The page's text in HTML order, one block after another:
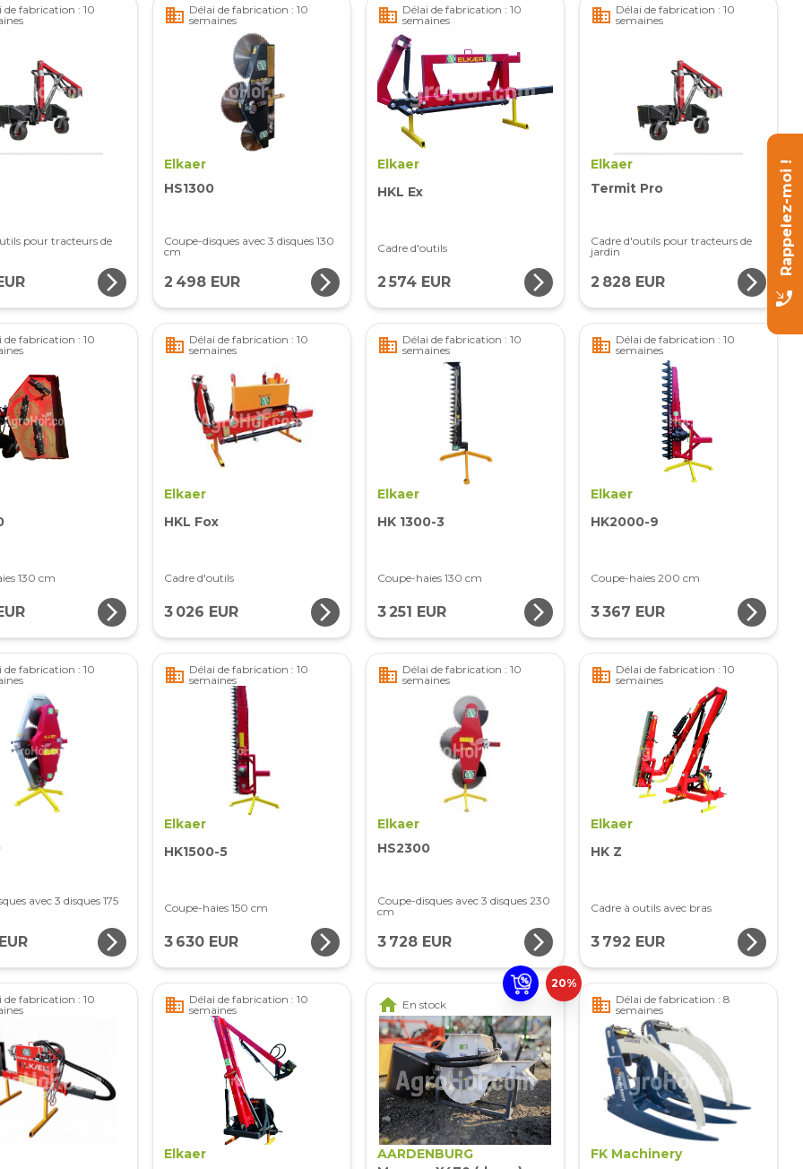
de fabrication : 10
pour tracteurs de
arrow_forward_ios
business Délai de fabrication : 10
semaines
Elkaer
HS1300
Coupe-disques avec 3 disques 130
cm
2 498 EUR arrow_forward_ios
business Délai de fabrication : 10
semaines
Elkaer
HKL Ex
Cadre d'outils
2 574 EUR arrow_forward_ios
business Délai de fabrication : 10
semaines
Elkaer
Termit Pro
Cadre d'outils pour tracteurs de
jardin
2 828 EUR arrow_forward_ios
de fabrication : 10
130 cm
arrow_forward_ios
business Délai de fabrication : 10
semaines
Elkaer
HKL Fox
Cadre d'outils
3 026 EUR arrow_forward_ios
business Délai de fabrication : 10
semaines
Elkaer
HK 1300-3
Coupe-haies 130 cm
3 251 EUR arrow_forward_ios
business Délai de fabrication : 10
semaines
Elkaer
HK2000-9
Coupe-haies 200 cm
3 367 EUR arrow_forward_ios
de fabrication : 10
avec 3 disques 175
arrow_forward_ios
business Délai de fabrication : 10
semaines
Elkaer
HK1500-5
Coupe-haies 150 cm
3 630 EUR arrow_forward_ios
business Délai de fabrication : 10
semaines
Elkaer
HS2300
Coupe-disques avec 3 disques 230
cm
3 728 EUR arrow_forward_ios
business Délai de fabrication : 10
semaines
Elkaer
HK Z
Cadre à outils avec bras
3 792 EUR arrow_forward_ios
de fabrication : 10
business Délai de fabrication : 10
semaines
Elkaer
20%
home En stock
AARDENBURG
business Délai de fabrication : 8
semaines
FK Machinery
phone_callback
Rappelez-moi !